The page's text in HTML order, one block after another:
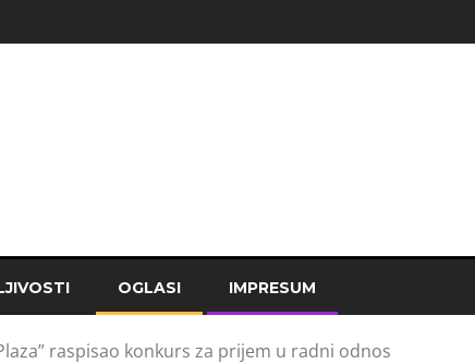
OGLASI IMPRESUM
raspisao konkurs za prijem u radni odnos